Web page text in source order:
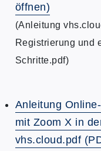
öffnen)
(Anleitung
Registrierung und
Schritte.pdf)
Anleitung
mit Zoom X in
vhs.cloud.pdf